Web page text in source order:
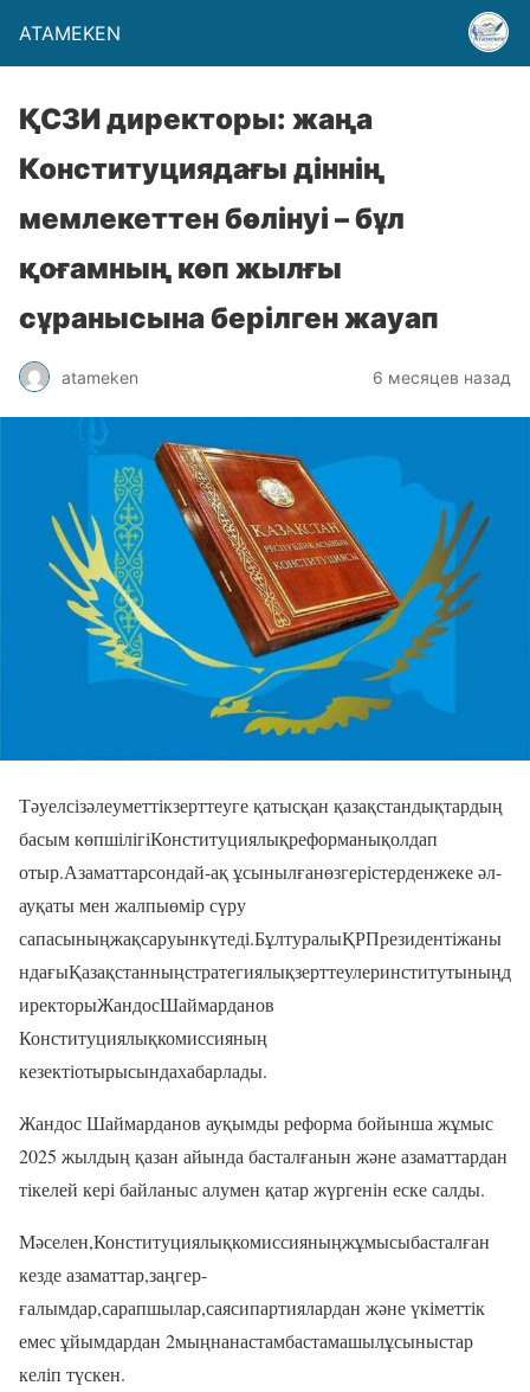
ATAMEKEN
ҚСЗИ директоры: жаңа
Конституциядағы діннің
мемлекеттен бөлінуі – бұл
қоғамның көп жылғы
сұранысына берілген жауап
atameken 6 месяцев назад
Тәуелсізәлеуметтікзерттеуге қатысқан қазақстандықтардың
басым көпшілігіКонституциялықреформанықолдап
отыр.Азаматтарсондай-ақ ұсынылғанөзгерістерденжеке әл-
ауқаты мен жалпыөмір сүру
сапасыныңжақсаруынкүтеді.БұлтуралыҚРПрезидентіжаны
ндағыҚазақстанныңстратегиялықзерттеулеринститутыныңд
иректорыЖандосШаймарданов
Конституциялықкомиссияның
кезектіотырысындахабарлады.
Жандос Шаймарданов ауқымды реформа бойынша жұмыс
2025 жылдың қазан айында басталғанын және азаматтардан
тікелей кері байланыс алумен қатар жүргенін еске салды.
Мәселен,Конституциялықкомиссияныңжұмысыбасталған
кезде азаматтар,заңгер-
ғалымдар,сарапшылар,саясипартиялардан және үкіметтік
емес ұйымдардан 2мыңнанастамбастамашылұсыныстар
келіп түскен.